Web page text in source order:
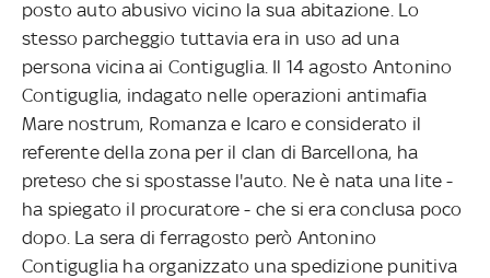
posto auto abusivo vicino la sua abitazione. Lo
stesso parcheggio tuttavia era in uso ad una
persona vicina ai Contiguglia. Il 14 agosto Antonino
Contiguglia, indagato nelle operazioni antimafia
Mare nostrum, Romanza e Icaro e considerato il
referente della zona per il clan di Barcellona, ha
preteso che si spostasse l'auto. Ne è nata una lite -
ha spiegato il procuratore - che si era conclusa poco
dopo. La sera di ferragosto però Antonino
Contiguglia ha organizzato una spedizione punitiva